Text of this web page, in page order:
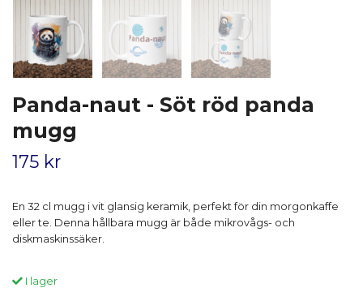
Panda-naut - Söt röd panda
mugg
175 kr
En 32 cl mugg i vit glansig keramik, perfekt för din morgonkaffe
eller te. Denna hållbara mugg är både mikrovågs- och
diskmaskinssäker.
I lager